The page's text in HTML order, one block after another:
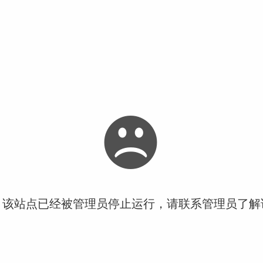
站点已经被管理员停止运行，请联系管理员了